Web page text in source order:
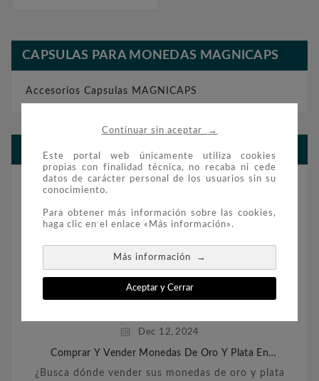
Continuar sin aceptar →
Este portal web únicamente utiliza cookies
propias con finalidad técnica, no recaba ni cede
datos de carácter personal de los usuarios sin su
conocimiento.
Para obtener más información sobre las cookies,
haga clic en el enlace «Más información».
Más información →
Aceptar y Cerrar
CAPSULAS PARA MONEDAS MAGNICAPS
Accesorios Capsulas MAGNICAPS
BLOG FILATELIA Y NUMISMÁTICA
Dec 12, 2024
Comprar Y Vender Monedas De Oro Y Plata En
¿Busca dónde vender sus monedas de oro y plata